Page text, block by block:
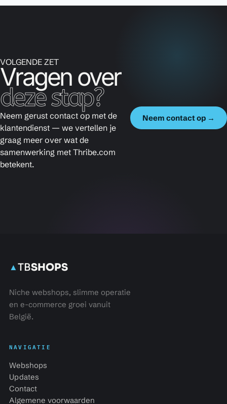
VOLGENDE ZET
Vragen over
deze stap?
Neem gerust contact op met de
klantendienst — we vertellen je
graag meer over wat de
samenwerking met Thribe.com
betekent.
Neem contact op →
▲TBSHOPS
Niche webshops, slimme operatie
en e-commerce groei vanuit
België.
NAVIGATIE
Webshops
Updates
Contact
Algemene voorwaarden